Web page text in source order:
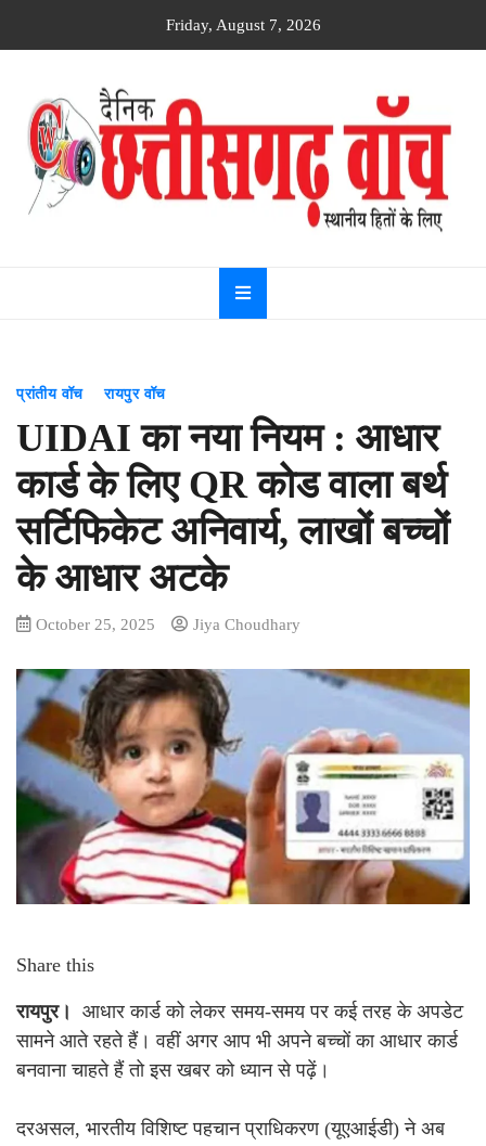
Friday, August 7, 2026
Dainik
Chhattisgarh
watch
प्रांतीय वॉच रायपुर वॉच
UIDAI का नया नियम : आधार
कार्ड के लिए QR कोड वाला बर्थ
सर्टिफिकेट अनिवार्य, लाखों बच्चों
के आधार अटके
October 25, 2025 Jiya Choudhary
Share this
रायपुर।
आधार कार्ड को लेकर समय-समय पर कई तरह के अपडेट
सामने आते रहते हैं। वहीं अगर आप भी अपने बच्चों का आधार कार्ड
बनवाना चाहते हैं तो इस खबर को ध्यान से पढ़ें।
दरअसल, भारतीय विशिष्ट पहचान प्राधिकरण (यूएआईडी) ने अब